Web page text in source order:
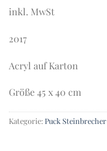
inkl. MwSt
2017
Acryl auf Karton
Größe 45 x 40 cm
Kategorie: Puck Steinbrecher